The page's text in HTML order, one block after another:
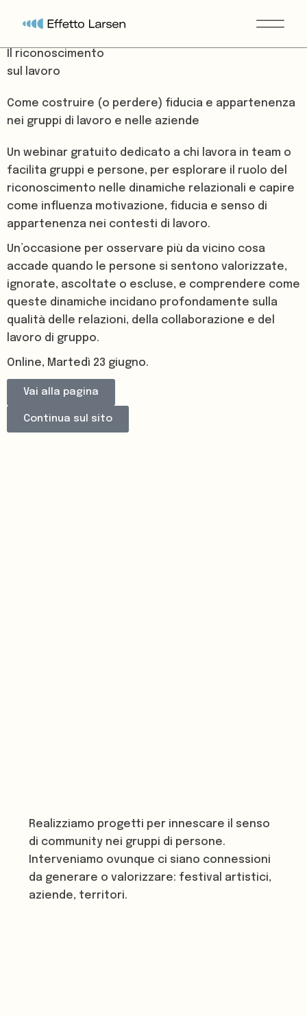
Il riconoscimento
sul lavoro
Come costruire (o perdere) fiducia e appartenenza
nei gruppi di lavoro e nelle aziende
Un webinar gratuito dedicato a chi lavora in team o
facilita gruppi e persone, per esplorare il ruolo del
riconoscimento nelle dinamiche relazionali e capire
come influenza motivazione, fiducia e senso di
appartenenza nei contesti di lavoro.
Un’occasione per osservare più da vicino cosa
accade quando le persone si sentono valorizzate,
ignorate, ascoltate o escluse, e comprendere come
queste dinamiche incidano profondamente sulla
qualità delle relazioni, della collaborazione e del
lavoro di gruppo.
Online, Martedì 23 giugno.
Vai alla pagina
Continua sul sito
Realizziamo progetti per innescare il senso
di community nei gruppi di persone.
Interveniamo ovunque ci siano connessioni
da generare o valorizzare: festival artistici,
aziende, territori.